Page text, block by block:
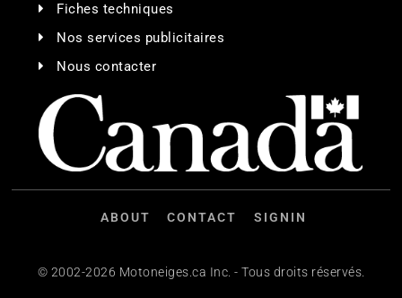
Fiches techniques
Nos services publicitaires
Nous contacter
ABOUT CONTACT SIGNIN
© 2002-2026 Motoneiges.ca Inc. - Tous droits réservés.